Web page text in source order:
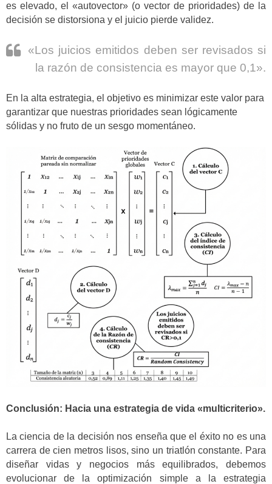
es elevado, el «autovector» (o vector de prioridades) de la
decisión se distorsiona y el juicio pierde validez.
«Los juicios emitidos deben ser revisados si
la razón de consistencia es mayor que 0,1».
En la alta estrategia, el objetivo es minimizar este valor para
garantizar que nuestras prioridades sean lógicamente
sólidas y no fruto de un sesgo momentáneo.
Conclusión: Hacia una estrategia de vida «multicriterio».
La ciencia de la decisión nos enseña que el éxito no es una
carrera de cien metros lisos, sino un triatlón constante. Para
diseñar vidas y negocios más equilibrados, debemos
evolucionar de la optimización simple a la estrategia